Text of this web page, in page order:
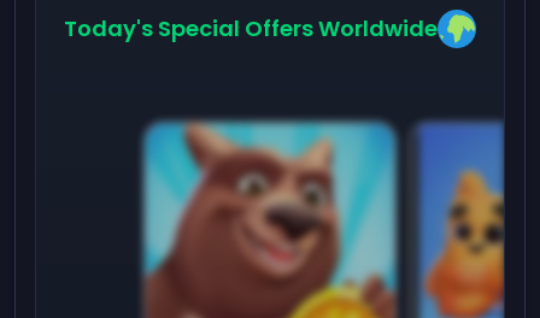
Today's Special Offers Worldwide